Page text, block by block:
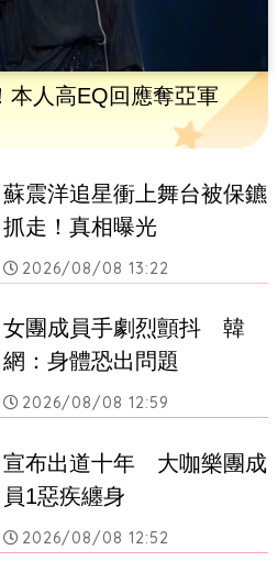
本人高EQ回應奪亞軍
蘇震洋追星衝上舞台被保鑣
抓走！真相曝光
2026/08/08 13:22
女團成員手劇烈顫抖　韓
網：身體恐出問題
2026/08/08 12:59
宣布出道十年　大咖樂團成
員1惡疾纏身
2026/08/08 12:52